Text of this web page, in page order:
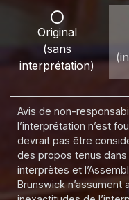
Original
(sans
interprétation)
Avis de non-
l’interprétation n’est
devrait pas être
des propos tenus
interprètes et
Brunswick n’assument